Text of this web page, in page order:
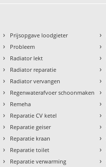
› Prijsopgave loodgieter
› Probleem
› Radiator lekt
› Radiator reparatie
› Radiator vervangen
› Regenwaterafvoer schoonmaken
› Remeha
› Reparatie CV ketel
› Reparatie geiser
› Reparatie kraan
› Reparatie toilet
› Reparatie verwarming
›
›
›
›
›
›
›
›
›
›
›
›